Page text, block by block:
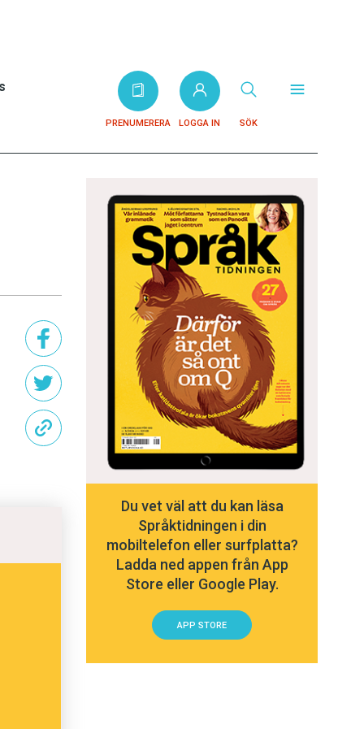
PRENUMERERA LOGGA IN SÖK
Du vet väl att du kan läsa
Språktidningen i din
mobiltelefon eller surfplatta?
Ladda ned appen från App
Store eller Google Play.
APP STORE